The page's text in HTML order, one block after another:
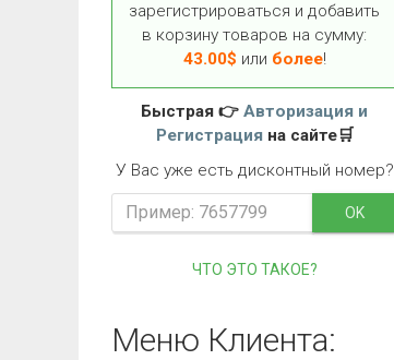
зарегистрироваться и добавить
в корзину товаров на сумму:
43.00$ или более!
Быстрая 👉Авторизация и
Регистрацияна сайте🛒
У Вас уже есть дисконтный номер?
OK
ЧТО ЭТО ТАКОЕ?
Меню Клиента: